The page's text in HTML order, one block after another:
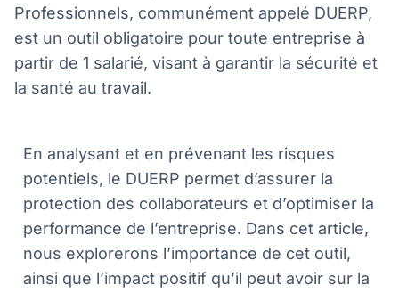
Professionnels, communément appelé DUERP,
est un outil obligatoire pour toute entreprise à
partir de 1 salarié, visant à garantir la sécurité et
la santé au travail.
En analysant et en prévenant les risques
potentiels, le DUERP permet d’assurer la
protection des collaborateurs et d’optimiser la
performance de l’entreprise. Dans cet article,
nous explorerons l’importance de cet outil,
ainsi que l’impact positif qu’il peut avoir sur la